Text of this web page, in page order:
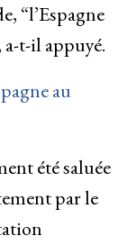
“l’Espagne
a-t-il appuyé.
au
été saluée
par le